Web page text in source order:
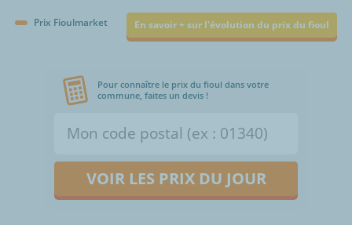
Prix Fioulmarket En savoir + sur l'évolution du prix du fioul
Pour connaître le prix du fioul dans votre
commune, faites un devis !
VOIR LES PRIX DU JOUR